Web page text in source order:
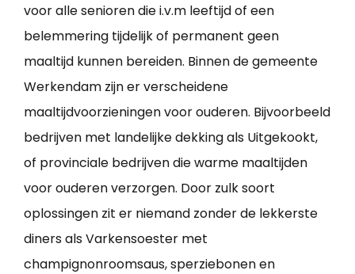
voor alle senioren die i.v.m leeftijd of een
belemmering tijdelijk of permanent geen
maaltijd kunnen bereiden. Binnen de gemeente
Werkendam zijn er verscheidene
maaltijdvoorzieningen voor ouderen. Bijvoorbeeld
bedrijven met landelijke dekking als Uitgekookt,
of provinciale bedrijven die warme maaltijden
voor ouderen verzorgen. Door zulk soort
oplossingen zit er niemand zonder de lekkerste
diners als Varkensoester met
champignonroomsaus, sperziebonen en